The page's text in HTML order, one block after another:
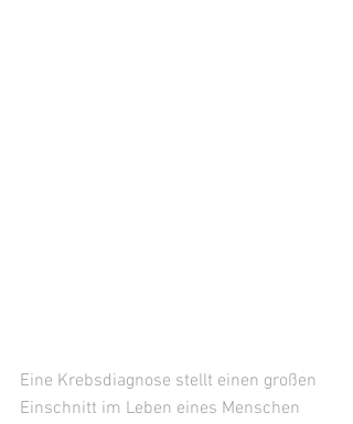
Eine Krebsdiagnose stellt einen großen
Einschnitt im Leben eines Menschen